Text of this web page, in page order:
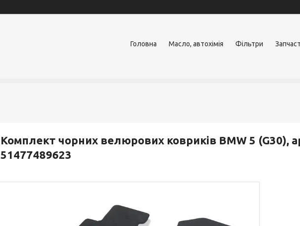
Головна Масло, автохімія Фільтри
Комплект чорних велюрових ковриків BMW 5 (G30),
51477489623